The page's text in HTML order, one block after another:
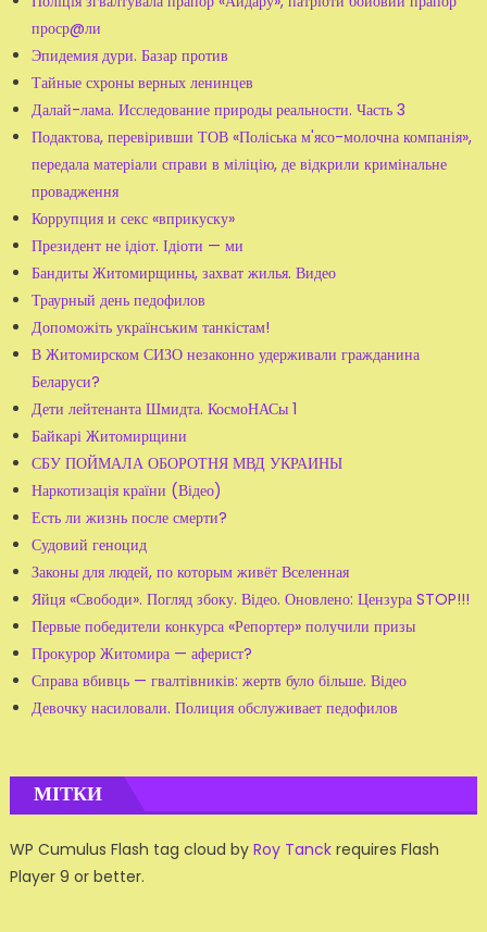
проср@ли
Эпидемия дури. Базар против
Тайные схроны верных ленинцев
Далай-лама. Исследование природы реальности. Часть 3
Подактова, перевіривши ТОВ «Поліська м'ясо-молочна компанія»,
передала матеріали справи в міліцію, де відкрили кримінальне
провадження
Коррупция и секс «вприкуску»
Президент не ідіот. Ідіоти — ми
Бандиты Житомирщины, захват жилья. Видео
Траурный день педофилов
Допоможіть українським танкістам!
В Житомирском СИЗО незаконно удерживали гражданина
Беларуси?
Дети лейтенанта Шмидта. КосмоНАСы 1
Байкарі Житомирщини
СБУ ПОЙМАЛА ОБОРОТНЯ МВД УКРАИНЫ
Наркотизація країни (Відео)
Есть ли жизнь после смерти?
Судовий геноцид
Законы для людей, по которым живёт Вселенная
Яйця «Свободи». Погляд збоку. Відео. Оновлено: Цензура STOP!!!
Первые победители конкурса «Репортер» получили призы
Прокурор Житомира — аферист?
Справа вбивць — гвалтівників: жертв було більше. Відео
Девочку насиловали. Полиция обслуживает педофилов
МІТКИ
WP Cumulus Flash tag cloud by Roy Tanckrequires Flash
Player 9 or better.